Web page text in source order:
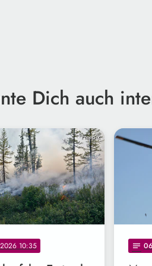
Dich auch
Freepik
10:35 notes 06